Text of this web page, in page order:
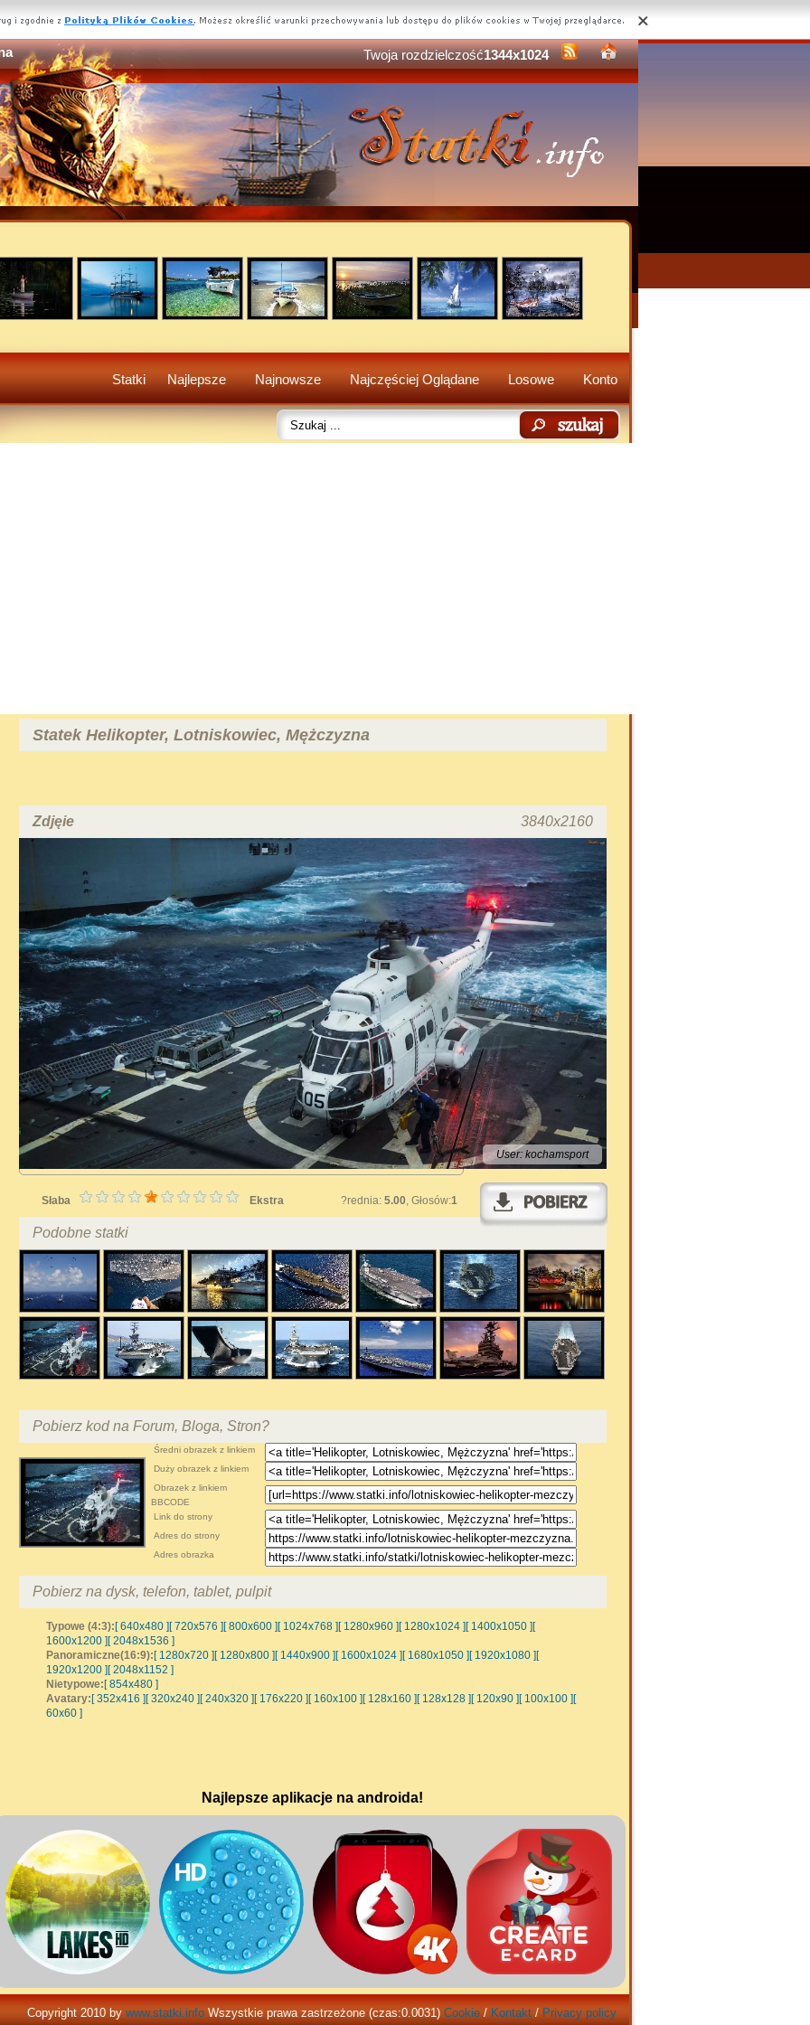
Twoja rozdzielczość1344x1024
Statki Najlepsze Najnowsze Najczęściej Oglądane Losowe Konto
Statek Helikopter, Lotniskowiec, Mężczyzna
Zdjęie 3840x2160
User: kochamsport
Słaba Ekstra ?rednia: 5.00, Głosów:1
Podobne statki
Pobierz kod na Forum, Bloga, Stron?
Średni obrazek z linkiem
Duży obrazek z linkiem
Obrazek z linkiem
BBCODE
Link do strony
Adres do strony
Adres obrazka
Pobierz na dysk, telefon, tablet, pulpit
Typowe (4:3):[ 640x480 ][ 720x576 ][ 800x600 ][ 1024x768 ][ 1280x960 ][ 1280x1024 ][ 1400x1050 ][
1600x1200 ][ 2048x1536 ]
Panoramiczne(16:9):[ 1280x720 ][ 1280x800 ][ 1440x900 ][ 1600x1024 ][ 1680x1050 ][ 1920x1080 ][
1920x1200 ][ 2048x1152 ]
Nietypowe:[ 854x480 ]
Avatary:[ 352x416 ][ 320x240 ][ 240x320 ][ 176x220 ][ 160x100 ][ 128x160 ][ 128x128 ][ 120x90 ][ 100x100 ][
60x60 ]
Najlepsze aplikacje na androida!
Copyright 2010 by www.statki.infoWszystkie prawa zastrzeżone (czas:0.0031) Cookie/ Kontakt/ Privacy policy